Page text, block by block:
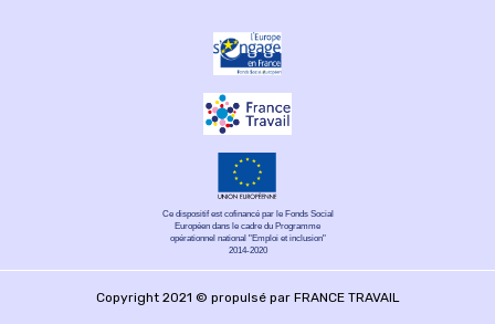
Ce dispositif est cofinancé par le Fonds Social
Européen dans le cadre du Programme
opérationnel national "Emploi et inclusion"
2014-2020
Copyright 2021 © propulsé par FRANCE TRAVAIL